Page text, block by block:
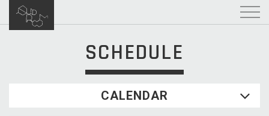
SCHEDULE
CALENDAR